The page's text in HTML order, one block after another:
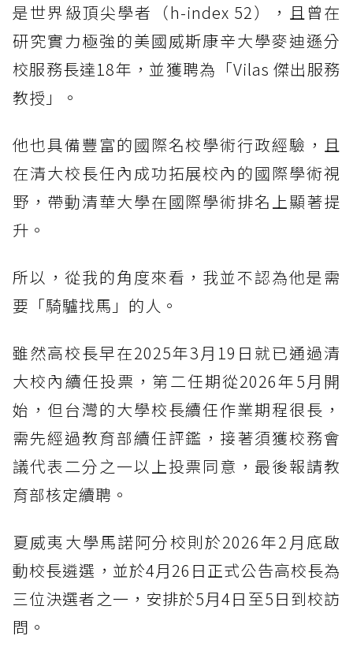
是世界級頂尖學者（h-index 52），且曾在
研究實力極強的美國威斯康辛大學麥迪遜分
校服務長達18年，並獲聘為「Vilas 傑出服務
教授」。
他也具備豐富的國際名校學術行政經驗，且
在清大校長任內成功拓展校內的國際學術視
野，帶動清華大學在國際學術排名上顯著提
升。
所以，從我的角度來看，我並不認為他是需
要「騎驢找馬」的人。
雖然高校長早在2025年3月19日就已通過清
大校內續任投票，第二任期從2026年5月開
始，但台灣的大學校長續任作業期程很長，
需先經過教育部續任評鑑，接著須獲校務會
議代表二分之一以上投票同意，最後報請教
育部核定續聘。
夏威夷大學馬諾阿分校則於2026年2月底啟
動校長遴選，並於4月26日正式公告高校長為
三位決選者之一，安排於5月4日至5日到校訪
問。